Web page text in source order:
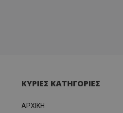
ΚΥΡΙΕΣ ΚΑΤΗΓΟΡΙΕΣ
ΑΡΧΙΚΗ